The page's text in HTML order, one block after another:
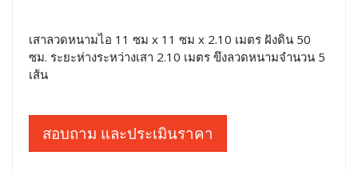
เสาลวดหนามไอ 11 ซม x 11 ซม x 2.10 เมตร ฝังดิน 50
ซม. ระยะห่างระหว่างเสา 2.10 เมตร ขึงลวดหนามจำนวน 5
เส้น
สอบถาม และประเมินราคา